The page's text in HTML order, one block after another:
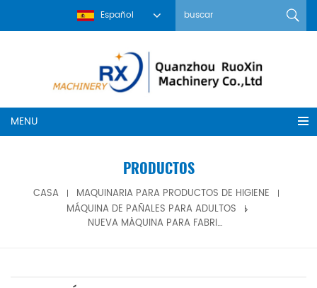
Español
MENU
PRODUCTOS
CASA
MAQUINARIA PARA PRODUCTOS DE HIGIENE
MÁQUINA DE PAÑALES PARA ADULTOS
NUEVA MÁQUINA PARA FABRICAR PANTALONES LEVANTADOS DE PAÑALES PARA ADULTOS CON SERVO COMPLETO DE ALTA VELOCIDAD